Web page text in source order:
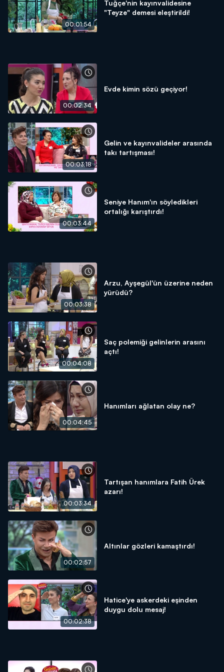
00:01:54
Tuğçe'nin kayınvalidesine
"Teyze" demesi eleştirildi!
00:02:34
Evde kimin sözü geçiyor!
00:03:18
Gelin ve kayınvalideler arasında
takı tartışması!
00:03:44
Seniye Hanım'ın söyledikleri
ortalığı karıştırdı!
00:03:38
Arzu, Ayşegül'ün üzerine neden
yürüdü?
00:04:08
Saç polemiği gelinlerin arasını
açtı!
00:04:45
Hanımları ağlatan olay ne?
00:03:34
Tartışan hanımlara Fatih Ürek
azarı!
00:02:57
Altınlar gözleri kamaştırdı!
00:02:38
Hatice'ye askerdeki eşinden
duygu dolu mesaj!